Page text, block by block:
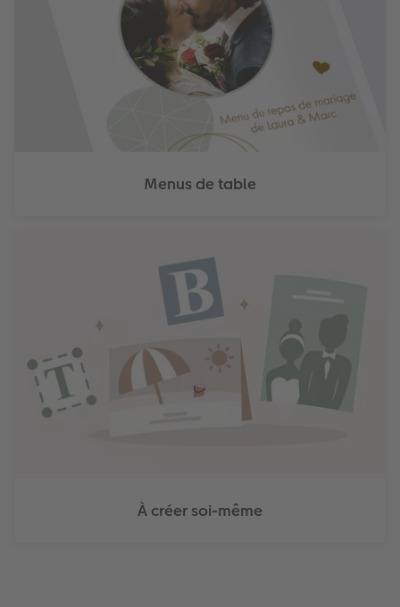
Menus de table
À créer soi-même